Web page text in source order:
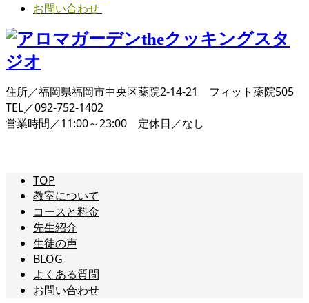
お問い合わせ
住所／福岡県福岡市中央区薬院2-14-21 フィット薬院505
TEL／092-752-1402
営業時間／11:00～23:00 定休日／なし
TOP
教室について
コースと料金
先生紹介
生徒の声
BLOG
よくある質問
お問い合わせ